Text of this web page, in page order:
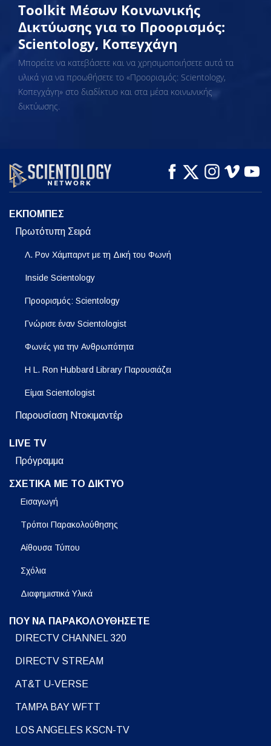
Toolkit Μέσων Κοινωνικής
Δικτύωσης για το Προορισμός:
Scientology, Κοπεγχάγη
Μπορείτε να κατεβάσετε και να χρησιμοποιήσετε αυτά τα
υλικά για να προωθήσετε το «Προορισμός: Scientology,
Κοπεγχάγη» στο διαδίκτυο και στα μέσα κοινωνικής
δικτύωσης.
ΕΚΠΟΜΠΕΣ
Πρωτότυπη Σειρά
Λ. Ρον Χάμπαρντ με τη Δική του Φωνή
Inside Scientology
Προορισμός: Scientology
Γνώρισε έναν Scientologist
Φωνές για την Ανθρωπότητα
Η L. Ron Hubbard Library Παρουσιάζει
Είμαι Scientologist
Παρουσίαση Ντοκιμαντέρ
LIVE TV
Πρόγραμμα
ΣΧΕΤΙΚΑ ΜΕ ΤΟ ΔΙΚΤΥΟ
Εισαγωγή
Τρόποι Παρακολούθησης
Αίθουσα Τύπου
Σχόλια
Διαφημιστικά Υλικά
ΠΟΥ ΝΑ ΠΑΡΑΚΟΛΟΥΘΗΣΕΤΕ
DIRECTV CHANNEL 320
DIRECTV STREAM
AT&T U-VERSE
TAMPA BAY WFTT
LOS ANGELES KSCN-TV